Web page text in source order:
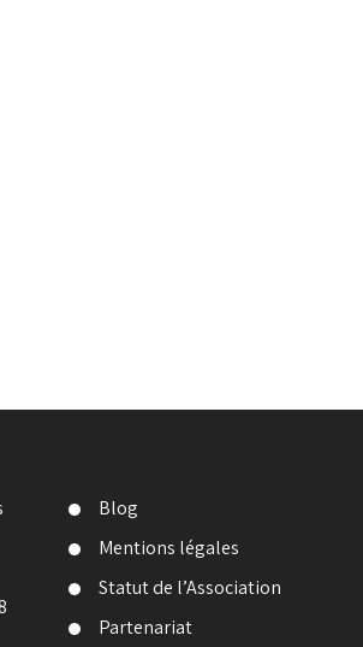
Blog
Mentions légales
Statut de l’Association
Partenariat